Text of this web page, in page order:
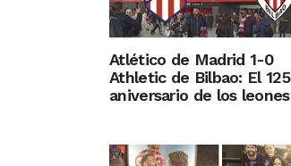
Atlético de Madrid 1-0
Athletic de Bilbao: El 125
aniversario de los leones